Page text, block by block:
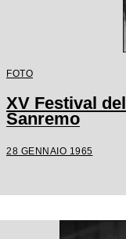
FOTO
XV Festival
Sanremo
28 GENNAIO 1965